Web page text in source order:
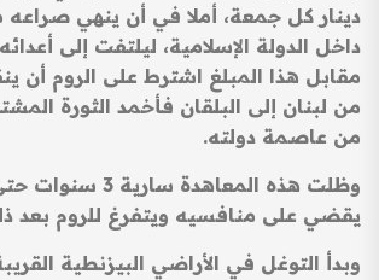
دينار كل جمعة، أملا في أن ينهي صراعه
داخل الدولة الإسلامية، ليلتفت إلى
مقابل هذا المبلغ اشترط على الروم أن
من لبنان إلى البلقان فأخمد الثورة
من عاصمة دولته.
وظلت هذه المعاهدة
يقضي على منافسيه ويتفرغ للروم بعد
وبدأ التوغل في الأراضي البيزنطية